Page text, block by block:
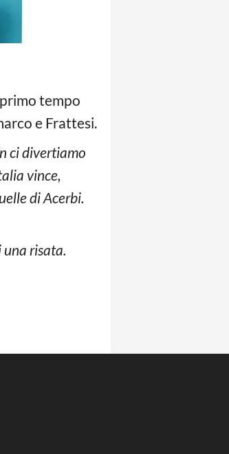
tempo
e Frattesi.
ci divertiamo
vince,
di Acerbi.
risata.